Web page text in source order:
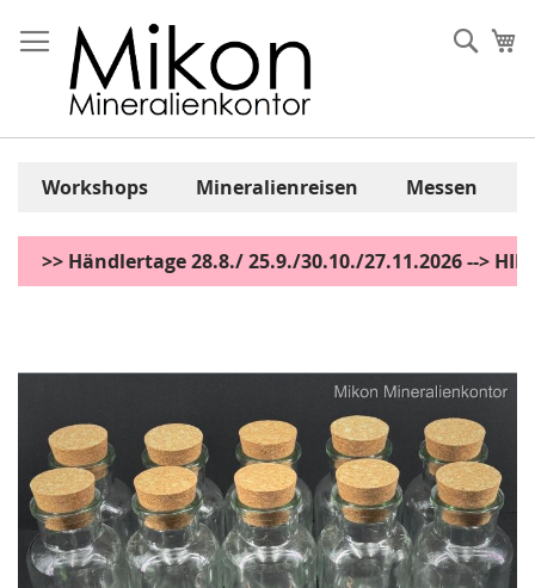
Inhalt
springen
Workshops Mineralienreisen Messen
>> Händlertage 28.8./ 25.9./30.10./27.11.2026 -->
der